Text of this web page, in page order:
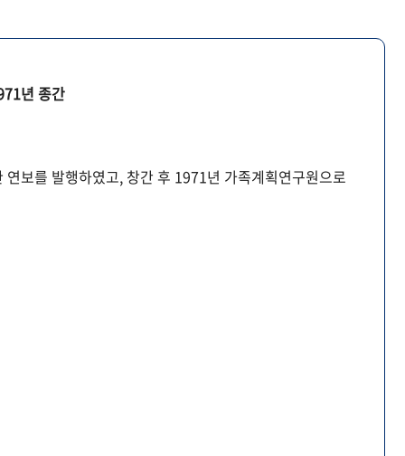
년 종간
보를 발행하였고, 창간 후 1971년 가족계획연구원으로